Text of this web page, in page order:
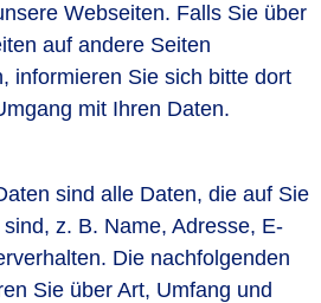
Webseiten. Falls Sie über
auf andere Seiten
informieren Sie sich bitte dort
mit Ihren Daten.
sind alle Daten, die auf Sie
z. B. Name, Adresse, E-
Die nachfolgenden
Sie über Art, Umfang und